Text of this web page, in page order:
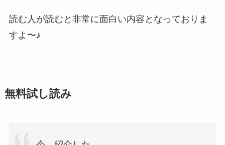
読む人が読むと非常に面白い内容となっておりま
すよ〜♪
無料試し読み